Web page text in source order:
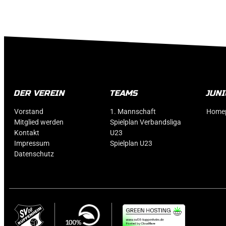
DER VEREIN
Vorstand
Mitglied werden
Kontakt
Impressum
Datenschutz
TEAMS
1. Mannschaft
Spielplan Verbandsliga
U23
Spielplan U23